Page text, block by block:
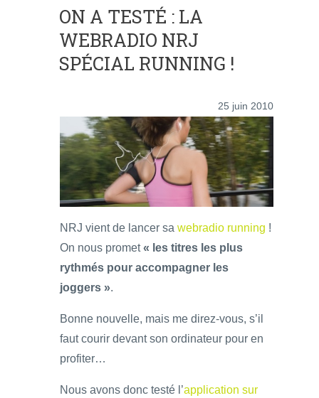
ON A TESTÉ : LA
WEBRADIO NRJ
SPÉCIAL RUNNING !
25 juin 2010
NRJ vient de lancer sa webradio running !
On nous promet« les titres les plus
rythmés pour accompagner les
joggers ».
Bonne nouvelle, mais me direz-vous, s’il
faut courir devant son ordinateur pour en
profiter…
Nous avons donc testé l’application sur